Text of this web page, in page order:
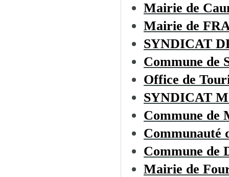
Mairie de
Mairie de
SYNDICAT
Commune de
Office de
SYNDICAT
Commune de
Communauté
Commune de
Mairie de